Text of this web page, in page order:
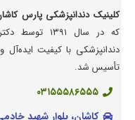
کلینیک دندانپزشکی پارس
که در سال
دندانپزشکی با کیفیت
تأسیس شد.
۰۳۱۵۵۵۸۶۵۵۵
کاشان، بلوار شهید